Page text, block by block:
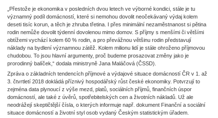
„Přestože je ekonomika v posledních dvou letech ve výborné kondici, stále je tu
významný podíl domácností, které si nemohou dovolit neočekávaný výdaj kolem
deseti tisíc korun, a těch je zhruba třetina. I přes minimální nezaměstnanost si pětina
rodin nemůže dovolit týdenní dovolenou mimo domov. S příjmy s menšími či většími
obtížemi vychází kolem 60 % rodin, a pro převážnou většinu rodin představují
náklady na bydlení významnou zátěž. Kolem milionu lidí je stále ohroženo příjmovou
chudobou. To jsou hlavní argumenty, proč budeme prosazovat změny jako je
prorodinný balíček,“ dodala ministryně Jana Maláčová (ČSSD).
Zpráva o základních tendencích příjmové a výdajové situace domácností ČR v 1. až
3. čtvrtletí 2018 dokládá příznivý hospodářský růst české ekonomiky. Potvrzují to
zejména data plynoucí z výše mezd, platů, sociálních příjmů, finančních úspor
domácností, ale také z úvěrů, spotřebitelských cen a životních nákladů. Už ale
neodrážejí skeptičtější čísla, o kterých informuje např. dokument Finanční a sociální
situace domácností a životní styl osob vydaný Českým statistickým úřadem.